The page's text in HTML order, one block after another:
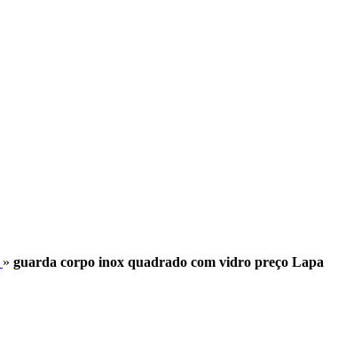
» guarda corpo inox quadrado com vidro preço Lapa